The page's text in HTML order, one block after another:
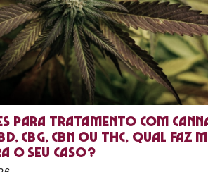
para tratamento com
CBG, CBN ou THC, qual faz
o seu caso?